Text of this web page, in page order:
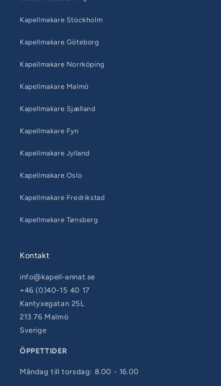
Kapellmakare Stockholm
Kapellmakare Göteborg
Kapellmakare Norrköping
Kapellmakare Malmö
Kapellmakare Sjælland
Kapellmakare Fyn
Kapellmakare Jylland
Kapellmakare Oslo
Kapellmakare Fredrikstad
Kapellmakare Tønsberg
Kontakt
info@kapell-annat.se
+46 (0)40-15 40 17
Kantyxegatan 25L
213 76 Malmö
Sverige
ÖPPETTIDER
Måndag till torsdag: 8.00 - 16.00